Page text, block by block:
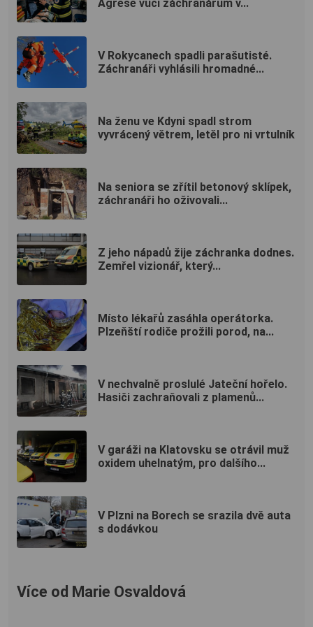
Agrese vůči záchranářům v...
V Rokycanech spadli parašutisté.
Záchranáři vyhlásili hromadné...
Na ženu ve Kdyni spadl strom
vyvrácený větrem, letěl pro ni vrtulník
Na seniora se zřítil betonový sklípek,
záchranáři ho oživovali...
Z jeho nápadů žije záchranka dodnes.
Zemřel vizionář, který...
Místo lékařů zasáhla operátorka.
Plzeňští rodiče prožili porod, na...
V nechvalně proslulé Jateční hořelo.
Hasiči zachraňovali z plamenů...
V garáži na Klatovsku se otrávil muž
oxidem uhelnatým, pro dalšího...
V Plzni na Borech se srazila dvě auta
s dodávkou
Více od Marie Osvaldová